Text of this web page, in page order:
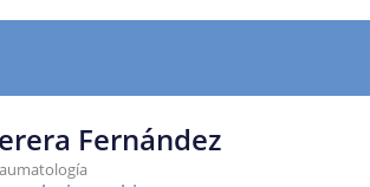
Fernández